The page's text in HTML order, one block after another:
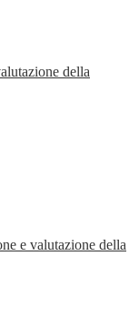
della
e valutazione della